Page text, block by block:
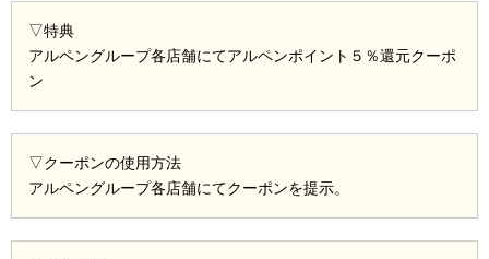
▽特典
アルペングループ各店舗にてアルペンポイント５％還元クーポ
ン
▽クーポンの使用方法
アルペングループ各店舗にてクーポンを提示。